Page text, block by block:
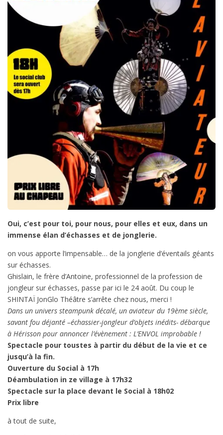
Oui, c’est pour toi, pour nous, pour elles et eux, dans un
immense élan d’échasses et de jonglerie.
on vous apporte l’impensable… de la jonglerie d’éventails géants
sur échasses.
Ghislain, le frère d’Antoine, professionnel de la profession de
jongleur sur échasses, passe par ici le 24 août. Du coup le
SHINTAÏ JonGlo Théâtre s’arrête chez nous, merci !
Dans un univers steampunk décalé, un aviateur du 19ème siècle,
savant fou déjanté –échassier-jongleur d’objets inédits- débarque
à Hérisson pour annoncer l’évènement : L’ENVOL improbable !
Spectacle pour toustes à partir du début de la vie et ce
jusqu’à la fin.
Ouverture du Social à 17h
Déambulation in ze village à 17h32
Spectacle sur la place devant le Social à 18h02
Prix libre
à tout de suite,